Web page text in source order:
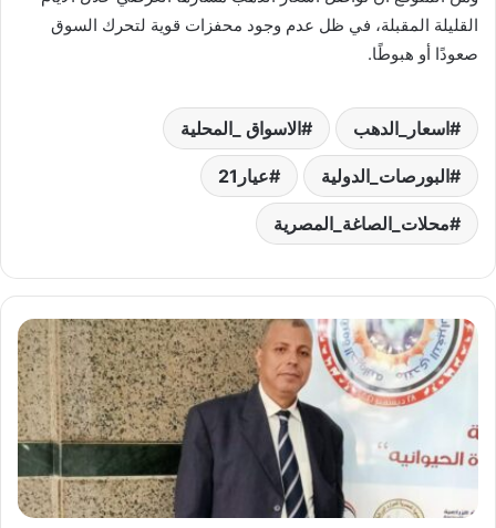
القليلة المقبلة، في ظل عدم وجود محفزات قوية لتحرك السوق
صعودًا أو هبوطًا.
اسعار_الدهب الاسواق _المحلية
البورصات_الدولية عيار21
محلات_الصاغة_المصرية
د.
حمدي
الكومي:
التغيرات
المناخية
تؤثر
على
الدواجن